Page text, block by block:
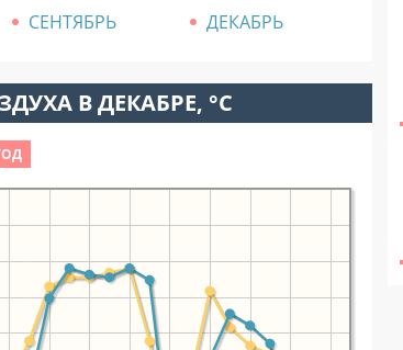
СЕНТЯБРЬ ДЕКАБРЬ
В ДЕКАБРЕ, °C